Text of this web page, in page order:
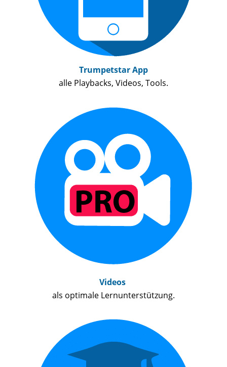
Trumpetstar App
alle Playbacks, Videos, Tools.
Videos
als optimale Lernunterstützung.